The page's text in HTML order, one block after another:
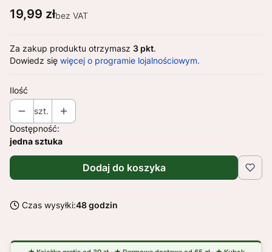
Cena
19,99 złbez VAT
Za zakup produktu otrzymasz 3 pkt.
Dowiedz się więcej o programie lojalnościowym.
Ilość
szt.
Dostępność:
jedna sztuka
Dodaj do koszyka
Czas wysyłki:48 godzin